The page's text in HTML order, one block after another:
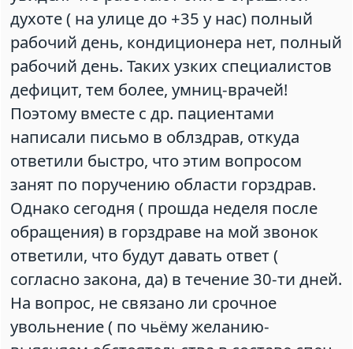
духоте ( на улице до +35 у нас) полный
рабочий день, кондиционера нет, полный
рабочий день. Таких узких специалистов
дефицит, тем более, умниц-врачей!
Поэтому вместе с др. пациентами
написали письмо в облздрав, откуда
ответили быстро, что этим вопросом
занят по поручению области горздрав.
Однако сегодня ( прошда неделя после
обращения) в горздраве на мой звонок
ответили, что будут давать ответ (
согласно закона, да) в течение 30-ти дней.
На вопрос, не связано ли срочное
увольнение ( по чьёму желанию-